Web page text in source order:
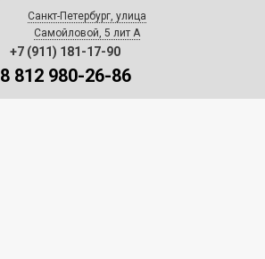
Санкт-Петербург, улица
Самойловой, 5 лит А
+7 (911) 181-17-90
8 812 980-26-86